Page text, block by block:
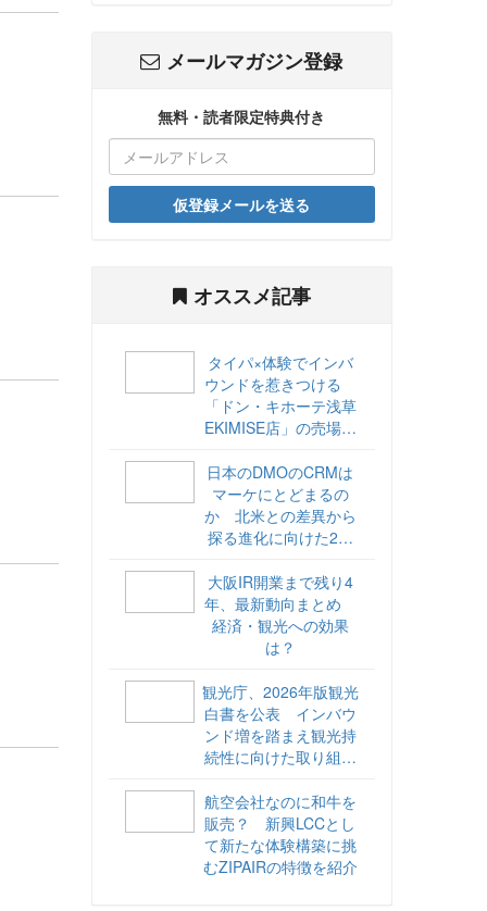
メールマガジン登録
無料・読者限定特典付き
仮登録メールを送る
オススメ記事
タイパ×体験でインバ
ウンドを惹きつける
「ドン・キホーテ浅草
EKIMISE店」の売場づ
日本のDMOのCRMは
マーケにとどまるの
か 北米との差異から
探る進化に向けた2ス
海外DMOのリアル
vol.6】
大阪IR開業まで残り4
年、最新動向まとめ
経済・観光への効果
は？
観光庁、2026年版観光
白書を公表 インバウ
ンド増を踏まえ観光持
続性に向けた取り組み
航空会社なのに和牛を
販売？ 新興LCCとし
て新たな体験構築に挑
むZIPAIRの特徴を紹介